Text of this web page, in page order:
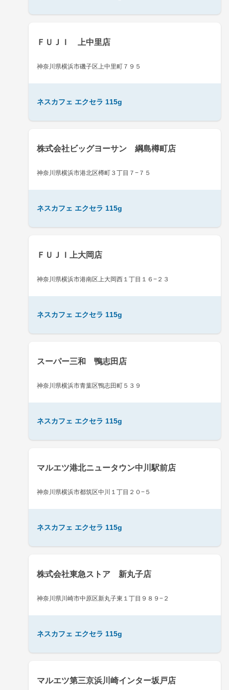
ＦＵＪＩ 上中里店
神奈川県横浜市磯子区上中里町７９５
ネスカフェ エクセラ 115g
株式会社ビッグヨーサン 綱島樽町店
神奈川県横浜市港北区樽町３丁目７−７５
ネスカフェ エクセラ 115g
ＦＵＪＩ上大岡店
神奈川県横浜市港南区上大岡西１丁目１６−２３
ネスカフェ エクセラ 115g
スーパー三和 鴨志田店
神奈川県横浜市青葉区鴨志田町５３９
ネスカフェ エクセラ 115g
マルエツ港北ニュータウン中川駅前店
神奈川県横浜市都筑区中川１丁目２０−５
ネスカフェ エクセラ 115g
株式会社東急ストア 新丸子店
神奈川県川崎市中原区新丸子東１丁目９８９−２
ネスカフェ エクセラ 115g
マルエツ第三京浜川崎インター坂戸店